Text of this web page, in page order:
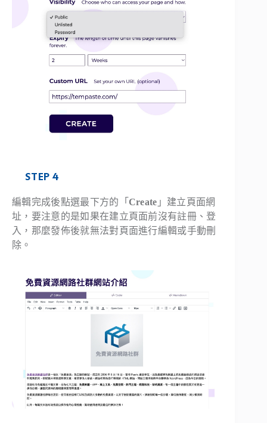
STEP 4
編輯完成後點選最下方的「 Create 」建立頁面網
址，要注意的是如果在建立頁面前沒有註冊、登
入，那麼發佈後就無法對頁面進行編輯或手動刪
除。